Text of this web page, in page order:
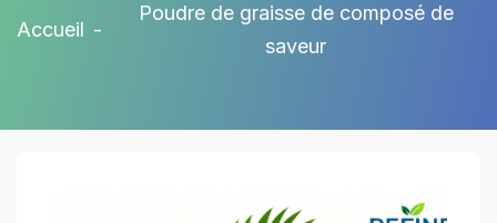
Accueil -
Poudre de graisse de composé de
saveur